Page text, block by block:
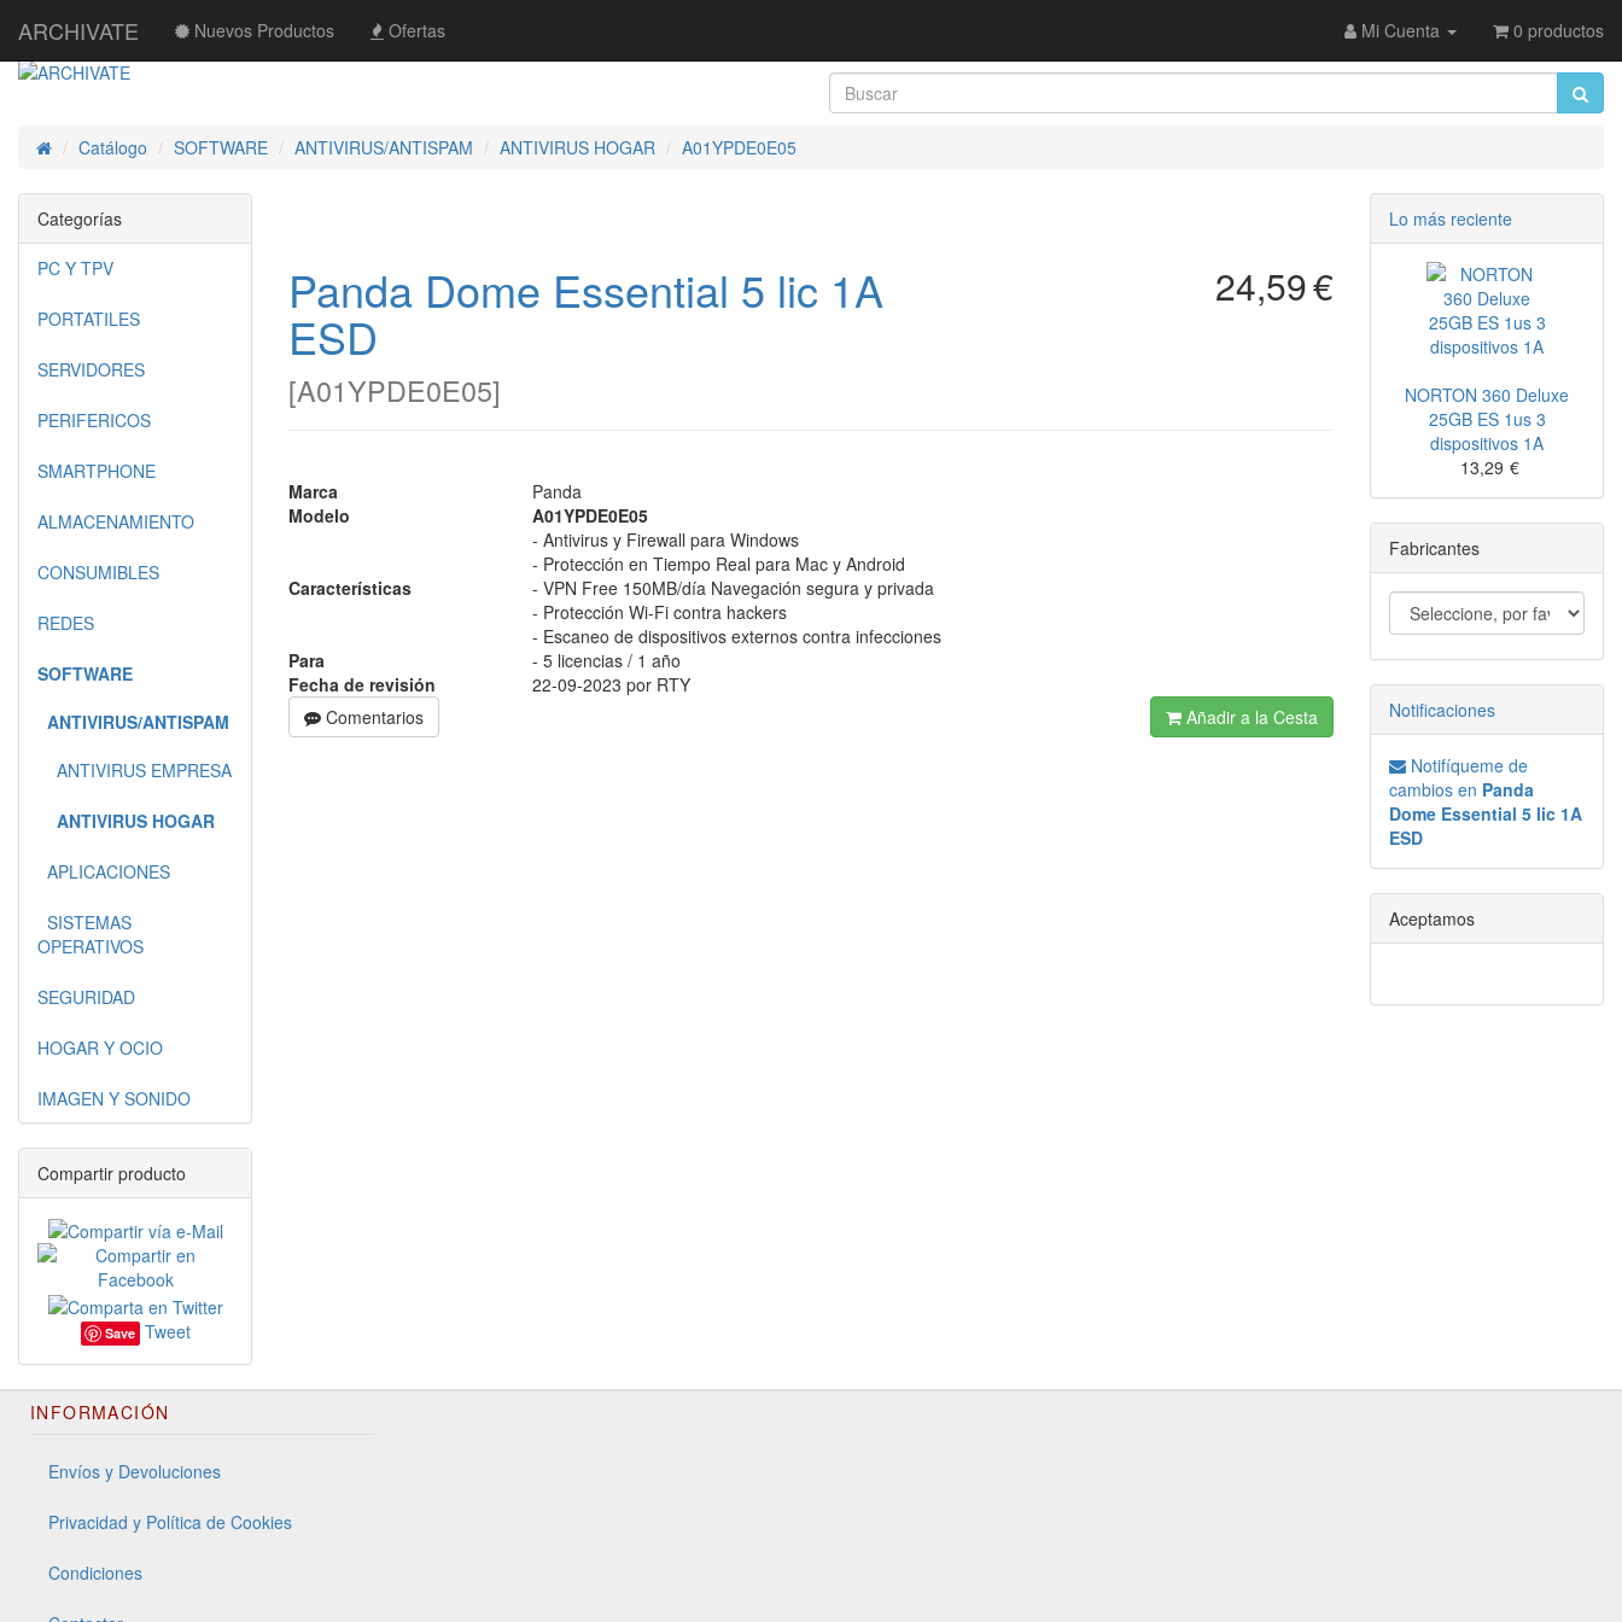
ARCHIVATE Nuevos Productos Ofertas Mi Cuenta 0 productos
InicioCatálogo SOFTWARE ANTIVIRUS/ANTISPAM ANTIVIRUS HOGAR A01YPDE0E05
Panda Dome Essential 5 lic 1A
ESD
[A01YPDE0E05]
24,59€
Marca
Panda
Modelo
A01YPDE0E05
Características
- Antivirus y Firewall para Windows
- Protección en Tiempo Real para Mac y Android
- VPN Free 150MB/día Navegación segura y privada
- Protección Wi-Fi contra hackers
- Escaneo de dispositivos externos contra infecciones
Para
- 5 licencias / 1 año
Fecha de revisión
22-09-2023 por RTY
Comentarios
Añadir a la Cesta
Categorías
PC Y TPV
PORTATILES
SERVIDORES
PERIFERICOS
SMARTPHONE
ALMACENAMIENTO
CONSUMIBLES
REDES
SOFTWARE
ANTIVIRUS/ANTISPAM
ANTIVIRUS EMPRESA
ANTIVIRUS HOGAR
APLICACIONES
SISTEMAS
OPERATIVOS
SEGURIDAD
HOGAR Y OCIO
IMAGEN Y SONIDO
Compartir producto
Save Tweet
Lo más reciente
NORTON 360 Deluxe
25GB ES 1us 3
dispositivos 1A
13,29 €
Fabricantes
Notificaciones
Notifíqueme de
cambios en Panda
Dome Essential 5 lic 1A
ESD
Aceptamos
INFORMACIÓN
Envíos y Devoluciones
Privacidad y Política de Cookies
Condiciones